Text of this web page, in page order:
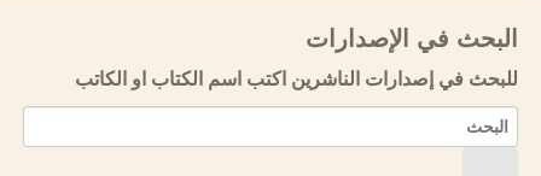
البحث في الإصدارات
للبحث في إصدارات الناشرين اكتب اسم الكتاب او الكاتب